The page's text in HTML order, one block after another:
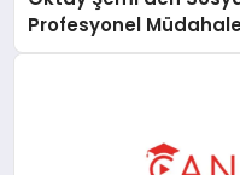
Profesyonel